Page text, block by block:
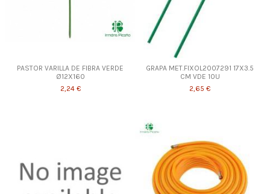
PASTOR VARILLA DE FIBRA VERDE
Ø12X160
2,24 €
GRAPA MET.FIXOL2007291 17X3.5
CM VDE 10U
2,65 €